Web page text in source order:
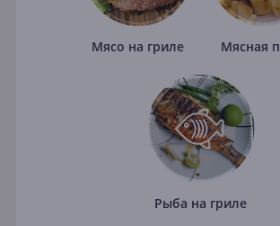
Мясо на гриле Мясная
Рыба на гриле